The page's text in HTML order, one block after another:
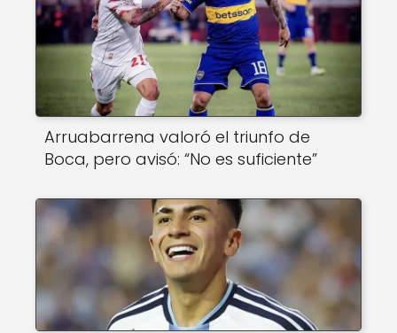
Arruabarrena valoró el triunfo de
Boca, pero avisó: “No es suficiente”